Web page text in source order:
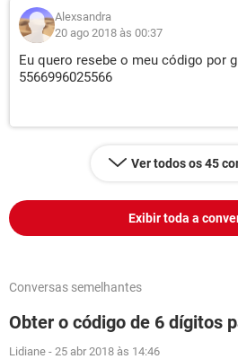
Alexsandra
20 ago 2018 às 00:37
Eu quero resebe o meu código por
5566996025566
Ver todos os 45
Exibir toda a
Conversas semelhantes
Obter o código de 6 dígitos
Lidiane - 25 abr 2018 às 14:46